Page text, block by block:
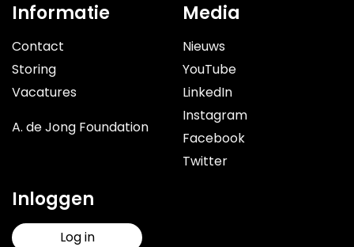
Informatie
Contact
Storing
Vacatures
A. de Jong Foundation
Media
Nieuws
YouTube
LinkedIn
Instagram
Facebook
Twitter
Inloggen
Log in